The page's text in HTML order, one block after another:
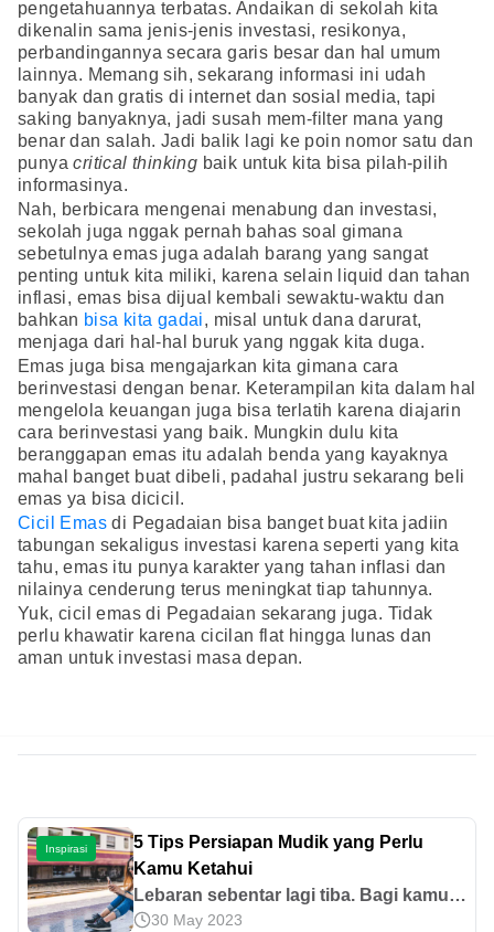
pengetahuannya terbatas. Andaikan di sekolah kita
dikenalin sama jenis-jenis investasi, resikonya,
perbandingannya secara garis besar dan hal umum
lainnya. Memang sih, sekarang informasi ini udah
banyak dan gratis di internet dan sosial media, tapi
saking banyaknya, jadi susah mem-filter mana yang
benar dan salah. Jadi balik lagi ke poin nomor satu dan
punyacritical thinking baik untuk kita bisa pilah-pilih
informasinya.
Nah, berbicara mengenai menabung dan investasi,
sekolah juga nggak pernah bahas soal gimana
sebetulnya emas juga adalah barang yang sangat
penting untuk kita miliki, karena selain liquid dan tahan
inflasi, emas bisa dijual kembali sewaktu-waktu dan
bahkan bisa kita gadai, misal untuk dana darurat,
menjaga dari hal-hal buruk yang nggak kita duga.
Emas juga bisa mengajarkan kita gimana cara
berinvestasi dengan benar. Keterampilan kita dalam hal
mengelola keuangan juga bisa terlatih karena diajarin
cara berinvestasi yang baik. Mungkin dulu kita
beranggapan emas itu adalah benda yang kayaknya
mahal banget buat dibeli, padahal justru sekarang beli
emas ya bisa dicicil.
Cicil Emas di Pegadaian bisa banget buat kita jadiin
tabungan sekaligus investasi karena seperti yang kita
tahu, emas itu punya karakter yang tahan inflasi dan
nilainya cenderung terus meningkat tiap tahunnya.
Yuk, cicil emas di Pegadaian sekarang juga. Tidak
perlu khawatir karena cicilan flat hingga lunas dan
aman untuk investasi masa depan.
Inspirasi
5 Tips Persiapan Mudik yang Perlu
Kamu Ketahui
Lebaran sebentar lagi tiba. Bagi kamu
yang berencana pulang ke kampung
30 May 2023